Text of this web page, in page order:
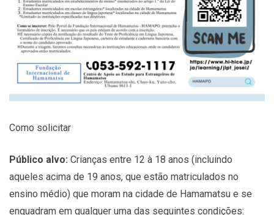
Como solicitar
Público alvo: Crianças entre 12 à 18 anos (incluindo
aqueles acima de 19 anos, que estão matriculados no
ensino médio) que moram na cidade de Hamamatsu e se
enquadram em qualquer uma das seguintes condições: